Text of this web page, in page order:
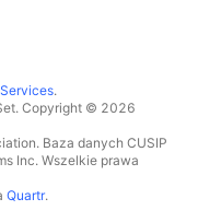
.
Copyright © 2026
Baza danych CUSIP
Inc. Wszelkie prawa
Quartr.